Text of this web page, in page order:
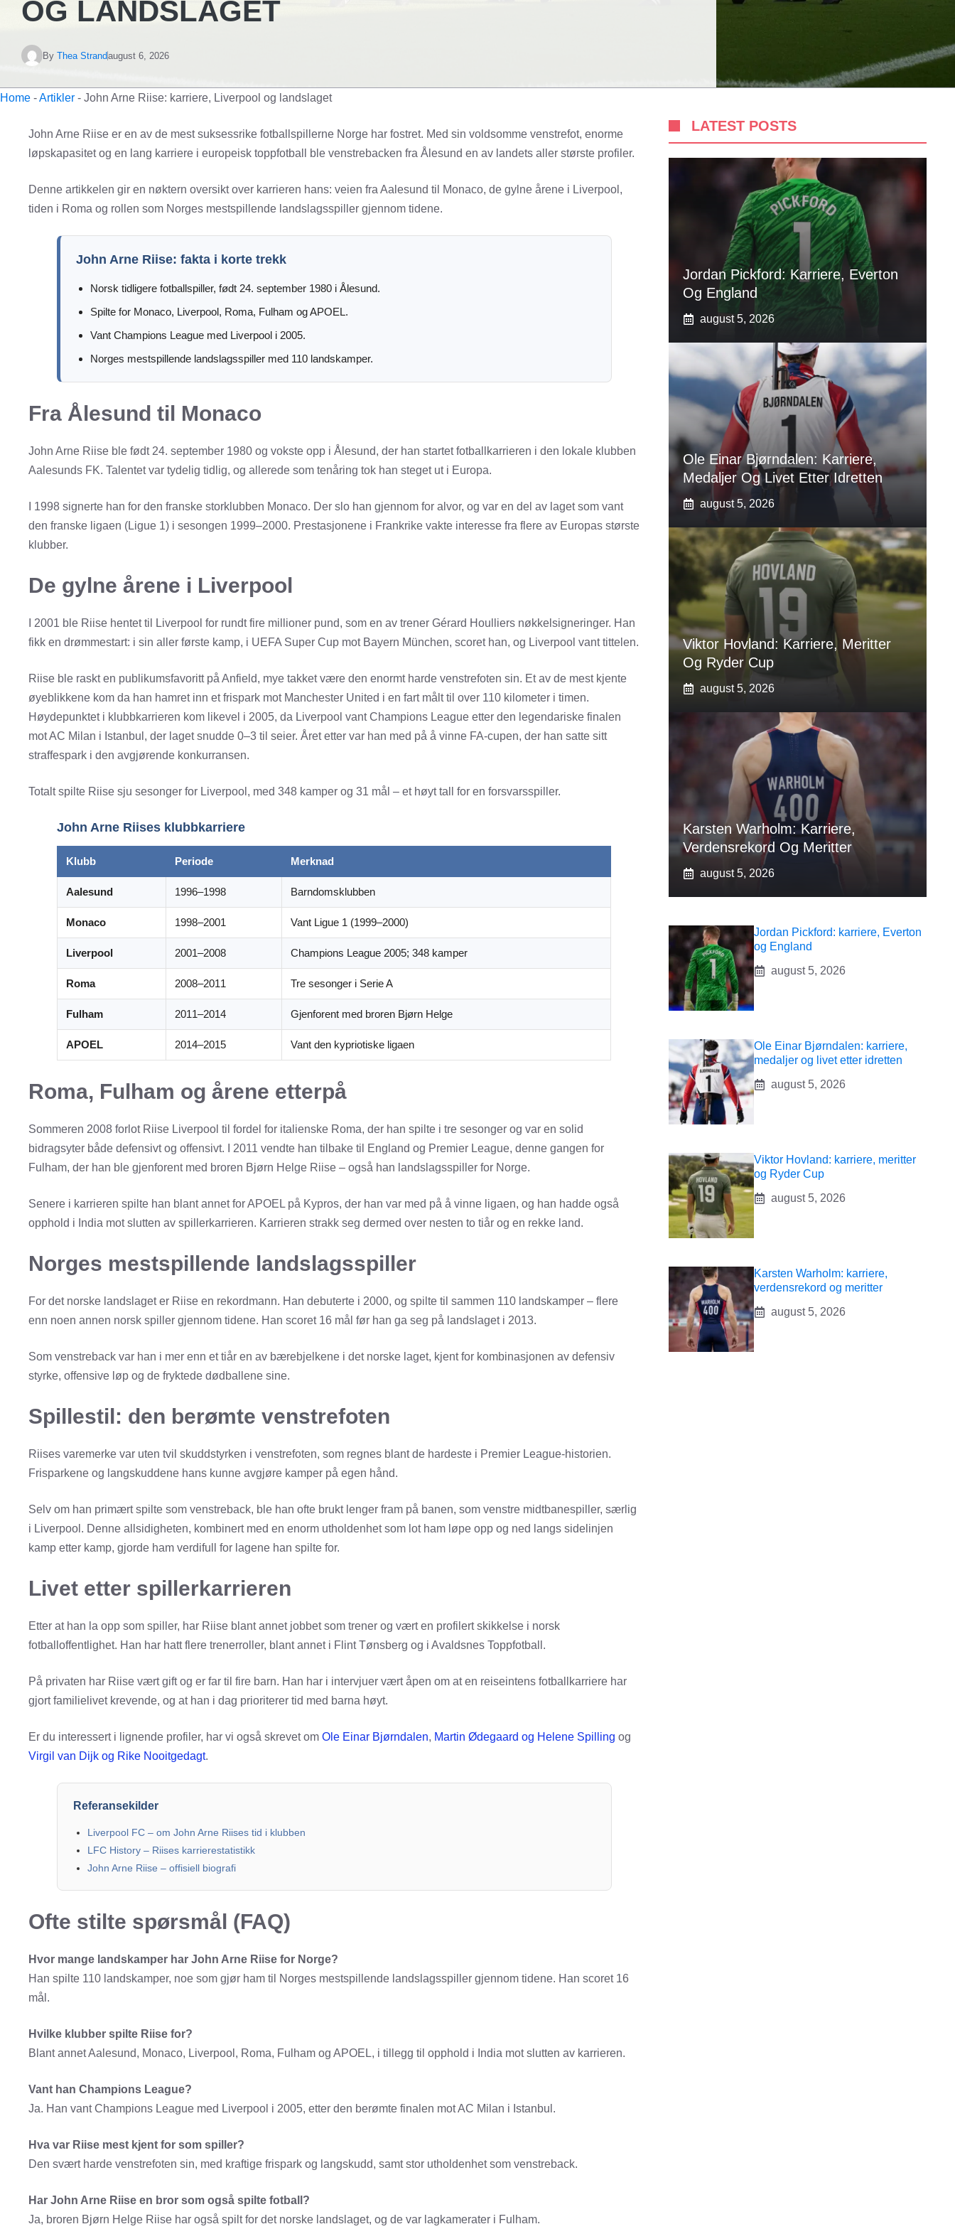
OG LANDSLAGET
By Thea Strandaugust 6, 2026
Home -Artikler - John Arne Riise: karriere, Liverpool og landslaget
John Arne Riise er en av de mest suksessrike fotballspillerne Norge har fostret. Med sin voldsomme venstrefot, enorme
løpskapasitet og en lang karriere i europeisk toppfotball ble venstrebacken fra Ålesund en av landets aller største profiler.
Denne artikkelen gir en nøktern oversikt over karrieren hans: veien fra Aalesund til Monaco, de gylne årene i Liverpool,
tiden i Roma og rollen som Norges mestspillende landslagsspiller gjennom tidene.
John Arne Riise: fakta i korte trekk
Norsk tidligere fotballspiller, født 24. september 1980 i Ålesund.
Spilte for Monaco, Liverpool, Roma, Fulham og APOEL.
Vant Champions League med Liverpool i 2005.
Norges mestspillende landslagsspiller med 110 landskamper.
Fra Ålesund til Monaco
John Arne Riise ble født 24. september 1980 og vokste opp i Ålesund, der han startet fotballkarrieren i den lokale klubben
Aalesunds FK. Talentet var tydelig tidlig, og allerede som tenåring tok han steget ut i Europa.
I 1998 signerte han for den franske storklubben Monaco. Der slo han gjennom for alvor, og var en del av laget som vant
den franske ligaen (Ligue 1) i sesongen 1999–2000. Prestasjonene i Frankrike vakte interesse fra flere av Europas største
klubber.
De gylne årene i Liverpool
I 2001 ble Riise hentet til Liverpool for rundt fire millioner pund, som en av trener Gérard Houlliers nøkkelsigneringer. Han
fikk en drømmestart: i sin aller første kamp, i UEFA Super Cup mot Bayern München, scoret han, og Liverpool vant tittelen.
Riise ble raskt en publikumsfavoritt på Anfield, mye takket være den enormt harde venstrefoten sin. Et av de mest kjente
øyeblikkene kom da han hamret inn et frispark mot Manchester United i en fart målt til over 110 kilometer i timen.
Høydepunktet i klubbkarrieren kom likevel i 2005, da Liverpool vant Champions League etter den legendariske finalen
mot AC Milan i Istanbul, der laget snudde 0–3 til seier. Året etter var han med på å vinne FA-cupen, der han satte sitt
straffespark i den avgjørende konkurransen.
Totalt spilte Riise sju sesonger for Liverpool, med 348 kamper og 31 mål – et høyt tall for en forsvarsspiller.
John Arne Riises klubbkarriere
Klubb Periode Merknad
Aalesund 1996–1998 Barndomsklubben
Monaco 1998–2001 Vant Ligue 1 (1999–2000)
Liverpool 2001–2008 Champions League 2005; 348 kamper
Roma 2008–2011 Tre sesonger i Serie A
Fulham 2011–2014 Gjenforent med broren Bjørn Helge
APOEL 2014–2015 Vant den kypriotiske ligaen
Roma, Fulham og årene etterpå
Sommeren 2008 forlot Riise Liverpool til fordel for italienske Roma, der han spilte i tre sesonger og var en solid
bidragsyter både defensivt og offensivt. I 2011 vendte han tilbake til England og Premier League, denne gangen for
Fulham, der han ble gjenforent med broren Bjørn Helge Riise – også han landslagsspiller for Norge.
Senere i karrieren spilte han blant annet for APOEL på Kypros, der han var med på å vinne ligaen, og han hadde også
opphold i India mot slutten av spillerkarrieren. Karrieren strakk seg dermed over nesten to tiår og en rekke land.
Norges mestspillende landslagsspiller
For det norske landslaget er Riise en rekordmann. Han debuterte i 2000, og spilte til sammen 110 landskamper – flere
enn noen annen norsk spiller gjennom tidene. Han scoret 16 mål før han ga seg på landslaget i 2013.
Som venstreback var han i mer enn et tiår en av bærebjelkene i det norske laget, kjent for kombinasjonen av defensiv
styrke, offensive løp og de fryktede dødballene sine.
Spillestil: den berømte venstrefoten
Riises varemerke var uten tvil skuddstyrken i venstrefoten, som regnes blant de hardeste i Premier League-historien.
Frisparkene og langskuddene hans kunne avgjøre kamper på egen hånd.
Selv om han primært spilte som venstreback, ble han ofte brukt lenger fram på banen, som venstre midtbanespiller, særlig
i Liverpool. Denne allsidigheten, kombinert med en enorm utholdenhet som lot ham løpe opp og ned langs sidelinjen
kamp etter kamp, gjorde ham verdifull for lagene han spilte for.
Livet etter spillerkarrieren
Etter at han la opp som spiller, har Riise blant annet jobbet som trener og vært en profilert skikkelse i norsk
fotballoffentlighet. Han har hatt flere trenerroller, blant annet i Flint Tønsberg og i Avaldsnes Toppfotball.
På privaten har Riise vært gift og er far til fire barn. Han har i intervjuer vært åpen om at en reiseintens fotballkarriere har
gjort familielivet krevende, og at han i dag prioriterer tid med barna høyt.
Er du interessert i lignende profiler, har vi også skrevet om Ole Einar Bjørndalen, Martin Ødegaard og Helene Spilling og
Virgil van Dijk og Rike Nooitgedagt.
Referansekilder
Liverpool FC – om John Arne Riises tid i klubben
LFC History – Riises karrierestatistikk
John Arne Riise – offisiell biografi
Ofte stilte spørsmål (FAQ)
Hvor mange landskamper har John Arne Riise for Norge?
Han spilte 110 landskamper, noe som gjør ham til Norges mestspillende landslagsspiller gjennom tidene. Han scoret 16
mål.
Hvilke klubber spilte Riise for?
Blant annet Aalesund, Monaco, Liverpool, Roma, Fulham og APOEL, i tillegg til opphold i India mot slutten av karrieren.
Vant han Champions League?
Ja. Han vant Champions League med Liverpool i 2005, etter den berømte finalen mot AC Milan i Istanbul.
Hva var Riise mest kjent for som spiller?
Den svært harde venstrefoten sin, med kraftige frispark og langskudd, samt stor utholdenhet som venstreback.
Har John Arne Riise en bror som også spilte fotball?
Ja, broren Bjørn Helge Riise har også spilt for det norske landslaget, og de var lagkamerater i Fulham.
LATEST POSTS
Jordan Pickford: Karriere, Everton
Og England
august 5, 2026
Ole Einar Bjørndalen: Karriere,
Medaljer Og Livet Etter Idretten
august 5, 2026
Viktor Hovland: Karriere, Meritter
Og Ryder Cup
august 5, 2026
Karsten Warholm: Karriere,
Verdensrekord Og Meritter
august 5, 2026
Jordan Pickford: karriere, Everton
og England
august 5, 2026
Ole Einar Bjørndalen: karriere,
medaljer og livet etter idretten
august 5, 2026
Viktor Hovland: karriere, meritter
og Ryder Cup
august 5, 2026
Karsten Warholm: karriere,
verdensrekord og meritter
august 5, 2026